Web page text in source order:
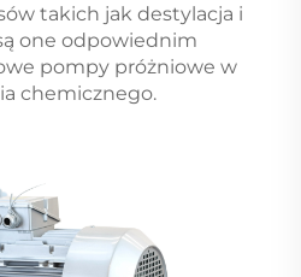
takich jak destylacja i
one odpowiednim
pompy próżniowe w
chemicznego.